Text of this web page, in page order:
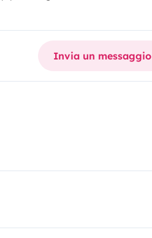
la liberté du
pour partir
pour votre
de
Invia un messaggio